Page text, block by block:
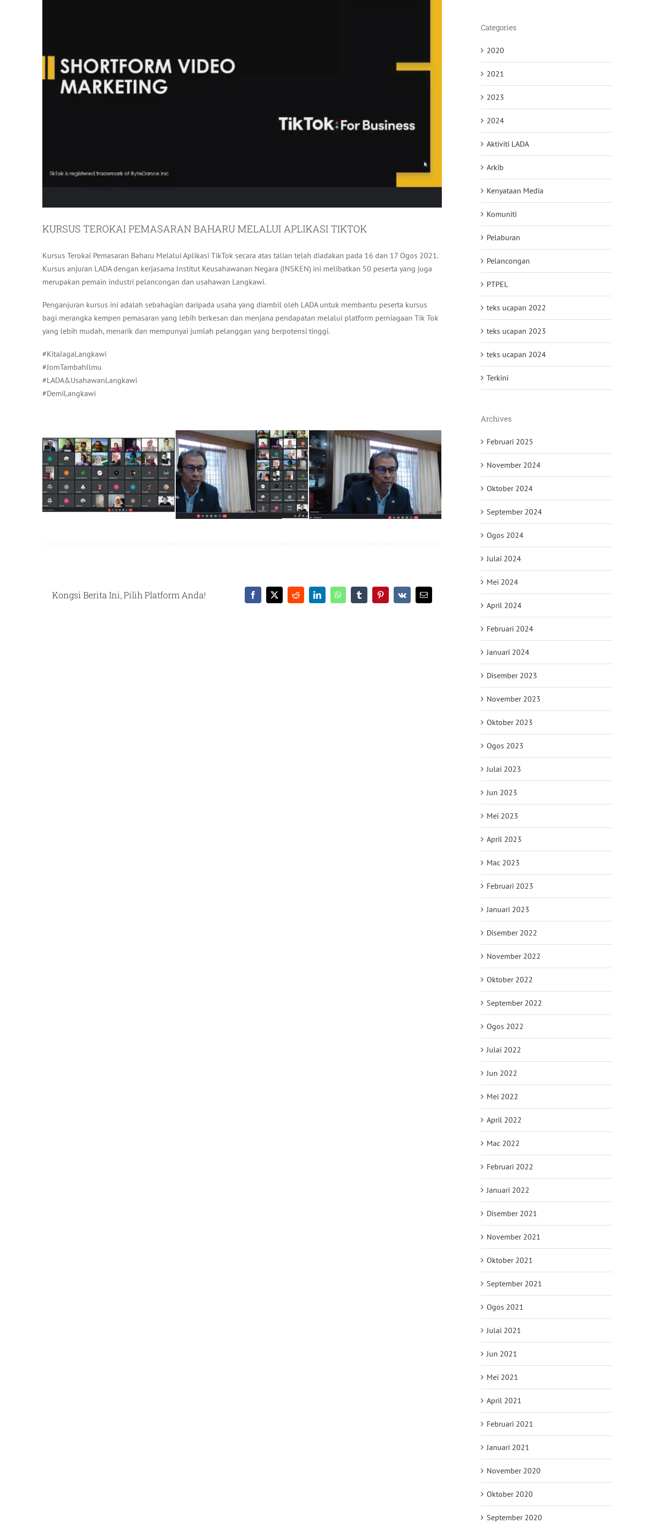
KURSUS TEROKAI PEMASARAN BAHARU MELALUI APLIKASI TIKTOK
Kursus Terokai Pemasaran Baharu Melalui Aplikasi TikTok secara atas talian telah diadakan pada 16 dan 17 Ogos 2021.
Kursus anjuran LADA dengan kerjasama Institut Keusahawanan Negara (INSKEN) ini melibatkan 50 peserta yang juga
merupakan pemain industri pelancongan dan usahawan Langkawi.
Penganjuran kursus ini adalah sebahagian daripada usaha yang diambil oleh LADA untuk membantu peserta kursus
bagi merangka kempen pemasaran yang lebih berkesan dan menjana pendapatan melalui platform perniagaan Tik Tok
yang lebih mudah, menarik dan mempunyai jumlah pelanggan yang berpotensi tinggi.
#KitaJagaLangkawi
#JomTambahIlmu
#LADA&UsahawanLangkawi
#DemiLangkawi
Kongsi Berita Ini, Pilih Platform Anda! Facebook
X RedditLinkedInWhatsAppTumblrPinterest
Vk Email
Categories
2020
2021
2023
2024
Aktiviti LADA
Arkib
Kenyataan Media
Komuniti
Pelaburan
Pelancongan
PTPEL
teks ucapan 2022
teks ucapan 2023
teks ucapan 2024
Terkini
Archives
Februari 2025
November 2024
Oktober 2024
September 2024
Ogos 2024
Julai 2024
Mei 2024
April 2024
Februari 2024
Januari 2024
Disember 2023
November 2023
Oktober 2023
Ogos 2023
Julai 2023
Jun 2023
Mei 2023
April 2023
Mac 2023
Februari 2023
Januari 2023
Disember 2022
November 2022
Oktober 2022
September 2022
Ogos 2022
Julai 2022
Jun 2022
Mei 2022
April 2022
Mac 2022
Februari 2022
Januari 2022
Disember 2021
November 2021
Oktober 2021
September 2021
Ogos 2021
Julai 2021
Jun 2021
Mei 2021
April 2021
Februari 2021
Januari 2021
November 2020
Oktober 2020
September 2020